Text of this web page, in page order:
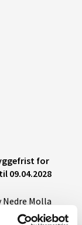
for
09.04.2028
Molla
ti år etter